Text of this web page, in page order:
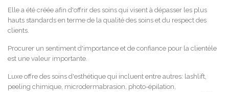
Elle a été créée afin d'offrir des soins qui visent à dépasser les plus
hauts standards en terme de la qualité des soins et du respect des
clients.
Procurer un sentiment d'importance et de confiance pour la clientèle
est une valeur importante.
Luxe offre des soins d'esthétique qui incluent entre autres: lashlift,
peeling chimique, microdermabrasion, photo-épilation,